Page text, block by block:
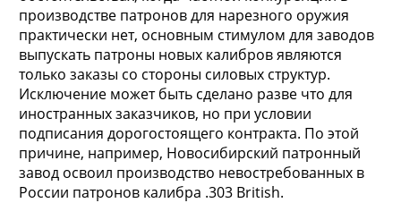
производстве патронов для нарезного оружия
практически нет, основным стимулом для заводов
выпускать патроны новых калибров являются
только заказы со стороны силовых структур.
Исключение может быть сделано разве что для
иностранных заказчиков, но при условии
подписания дорогостоящего контракта. По этой
причине, например, Новосибирский патронный
завод освоил производство невостребованных в
России патронов калибра .303 British.